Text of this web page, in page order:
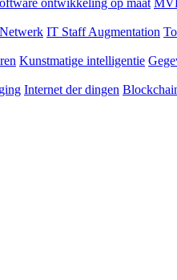
ontwikkeling op maat
Netwerk IT Staff Augmentation
Kunstmatige intelligentie
Internet der dingen